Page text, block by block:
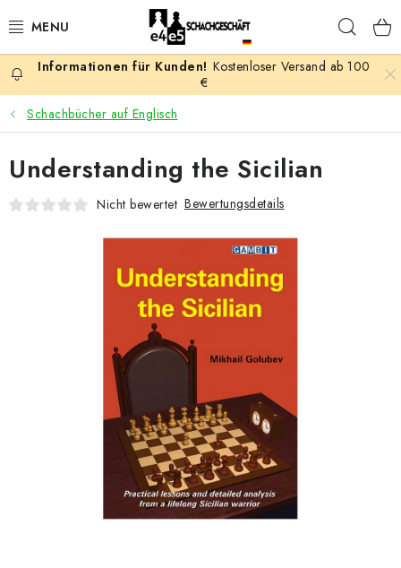
Inhalt
AKTION
SCHACHSPIELE
SCHACHFIGUREN
SCHACHBRETTER
SCHACH-ANTIQUITÄTENLADEN
SCHACH ONLINE
SCHACH GESCHENKE
Kostenloser Versand ab 100
€
Schachbücher auf Englisch
Understanding the Sicilian
Nicht bewertet Bewertungsdetails